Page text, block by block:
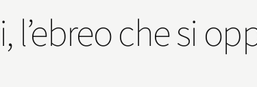
l’ebreo che si